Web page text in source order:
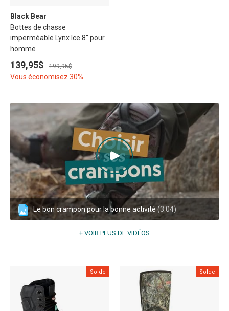
Black Bear
Bottes de chasse
imperméable Lynx Ice 8'' pour
homme
139,95$ 199,95$
Vous économisez 30%
Solde Solde
Le bon crampon pour la bonne activité (3:04)
+ VOIR PLUS DE VIDÉOS